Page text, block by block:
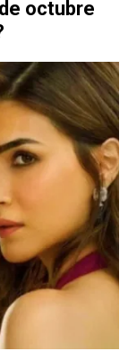
octubre